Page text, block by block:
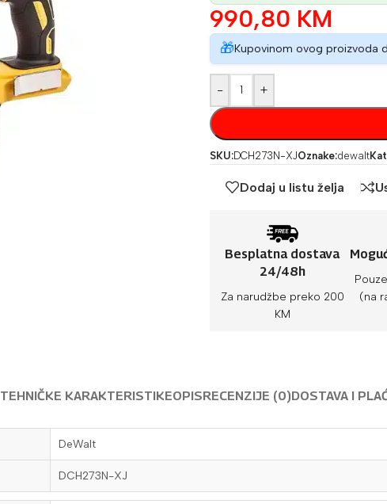
990,80 KM
🎁Kupovinom ovog proizvoda
- +
SKU:DCH273N-XJOznake:dewalt
Dodaj u listu želja
Besplatna dostava
24/48h
Za narudžbe preko 200
KM
(na
TEHNIČKE KARAKTERISTIKEOPISRECENZIJE (0)DOSTAVA I
DeWalt
DCH273N-XJ